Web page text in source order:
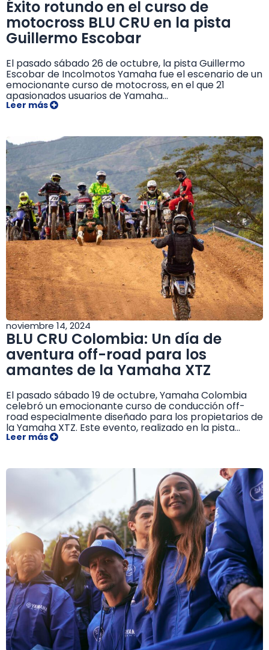
Éxito rotundo en el curso de
motocross BLU CRU en la pista
Guillermo Escobar
El pasado sábado 26 de octubre, la pista Guillermo
Escobar de Incolmotos Yamaha fue el escenario de un
emocionante curso de motocross, en el que 21
apasionados usuarios de Yamaha...
Leer más
noviembre 14, 2024
BLU CRU Colombia: Un día de
aventura off-road para los
amantes de la Yamaha XTZ
El pasado sábado 19 de octubre, Yamaha Colombia
celebró un emocionante curso de conducción off-
road especialmente diseñado para los propietarios de
la Yamaha XTZ. Este evento, realizado en la pista...
Leer más